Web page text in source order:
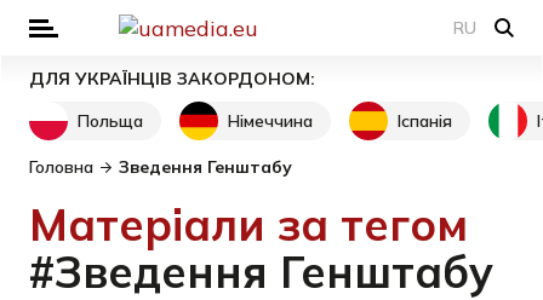
RU
ДЛЯ УКРАЇНЦІВ ЗАКОРДОНОМ:
Польща
Німеччина Іспанія
Головна Зведення Генштабу
Матеріали за тегом
#Зведення Генштабу